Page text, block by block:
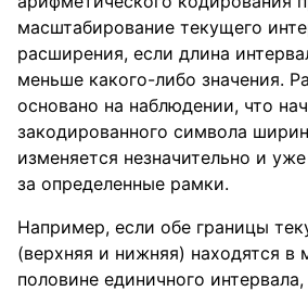
масштабирование текущего
расширения, если длина
меньше какого-либо значения.
основано на наблюдении, что
закодированного символа
изменяется незначительно и
за определенные рамки.
Например, если обе границы
(верхняя и нижняя) находятся в
половине единичного